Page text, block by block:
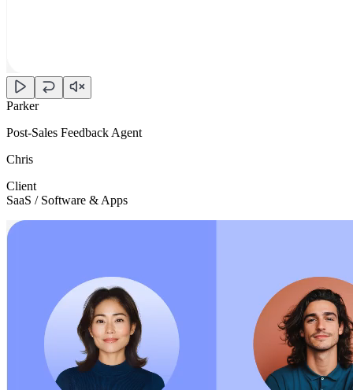
Parker
Post-Sales Feedback Agent
Chris
Client
SaaS / Software & Apps